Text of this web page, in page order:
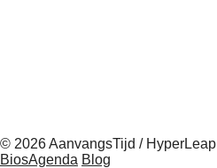
© 2026 AanvangsTijd / HyperLeap
BiosAgenda Blog